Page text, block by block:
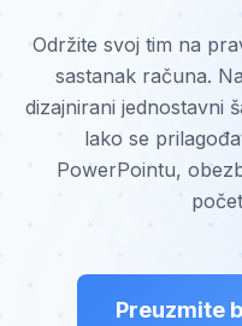
Održite svoj tim na
sastanak računa.
dizajnirani jednostavni
lako se
PowerPointu,
Preuzmite